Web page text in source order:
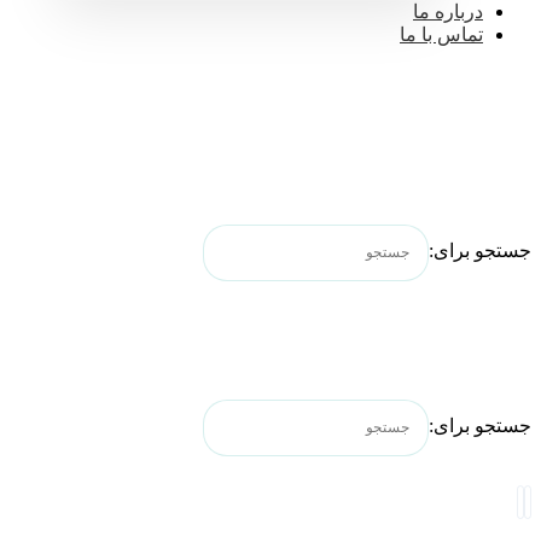
درباره ما
تماس با ما
جستجو برای:
جستجو برای: